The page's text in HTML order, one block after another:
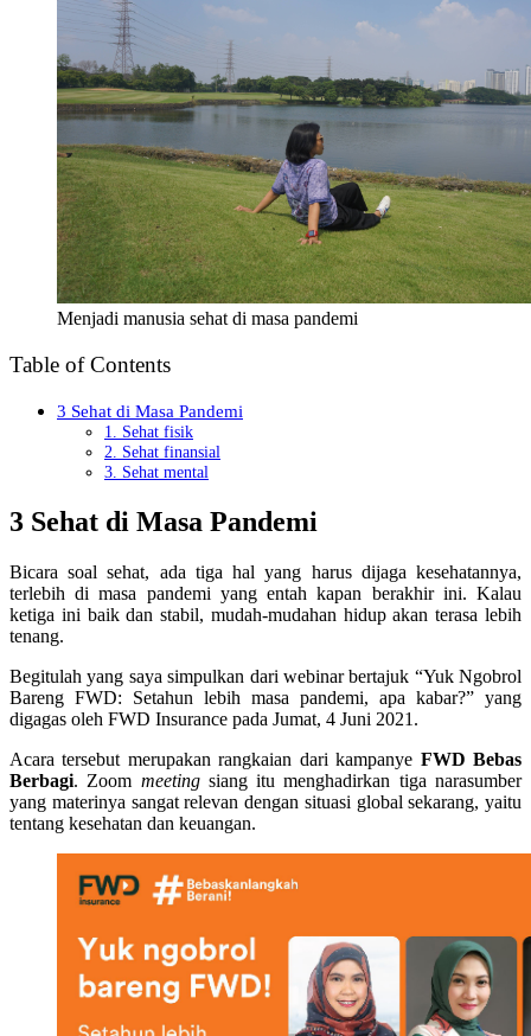
Menjadi manusia sehat di masa pandemi
Table of Contents
3 Sehat di Masa Pandemi
1. Sehat fisik
2. Sehat finansial
3. Sehat mental
3 Sehat di Masa Pandemi
Bicara soal sehat, ada tiga hal yang harus dijaga kesehatannya,
terlebih di masa pandemi yang entah kapan berakhir ini. Kalau
ketiga ini baik dan stabil, mudah-mudahan hidup akan terasa lebih
tenang.
Begitulah yang saya simpulkan dari webinar bertajuk “Yuk Ngobrol
Bareng FWD: Setahun lebih masa pandemi, apa kabar?” yang
digagas oleh FWD Insurance pada Jumat, 4 Juni 2021.
Acara tersebut merupakan rangkaian dari kampanye FWD Bebas
Berbagi. Zoom meetingsiang itu menghadirkan tiga narasumber
yang materinya sangat relevan dengan situasi global sekarang, yaitu
tentang kesehatan dan keuangan.